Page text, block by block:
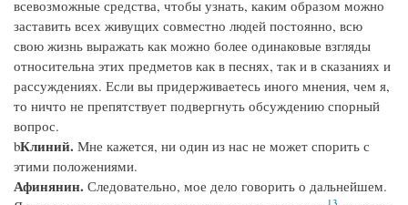
всевозможные средства, чтобы узнать, каким образом можно
заставить всех живущих совместно людей постоянно, всю
свою жизнь выражать как можно более одинаковые взгляды
относительна этих предметов как в песнях, так и в сказаниях и
рассуждениях. Если вы придерживаетесь иного мнения, чем я,
то ничто не препятствует подвергнуть обсуждению спорный
вопрос.
bКлиний. Мне кажется, ни один из нас не может спорить с
этими положениями.
Афинянин. Следовательно, мое дело говорить о дальнейшем.